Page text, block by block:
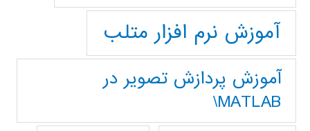
آموزش نرم افزار متلب
آموزش پردازش تصوير در
MATLAB\